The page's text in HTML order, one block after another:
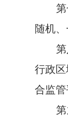
随机
行政
合监管